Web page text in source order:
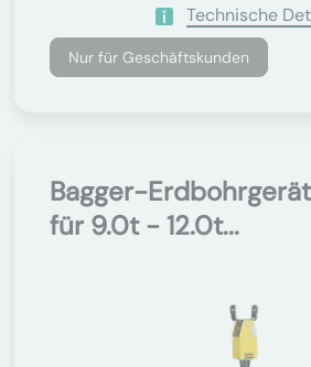
Technische
Nur für Geschäftskunden
Bagger-
für 9.0t - 12.0t...